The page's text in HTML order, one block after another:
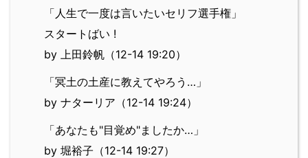
「人生で一度は言いたいセリフ選手権」
スタートばい !
by 上田鈴帆（12-14 19:20）
「冥土の土産に教えてやろう…」
by ナターリア（12-14 19:24）
「あなたも"目覚め"ましたか…」
by 堀裕子（12-14 19:27）